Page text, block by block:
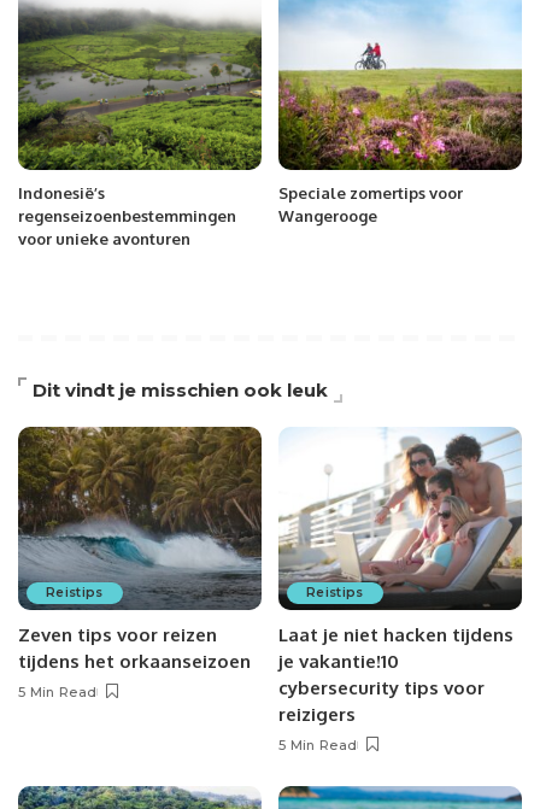
Indonesië’s
regenseizoenbestemmingen
voor unieke avonturen
Speciale zomertips voor
Wangerooge
Dit vindt je misschien ook leuk
Reistips
Zeven tips voor reizen
tijdens het orkaanseizoen
5 Min Read
Reistips
Laat je niet hacken tijdens
je vakantie!10
cybersecurity tips voor
reizigers
5 Min Read